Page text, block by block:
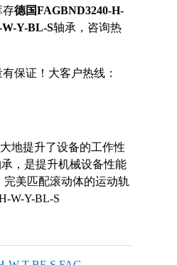
存德国FAGBND3240-H-
Y-BL-S轴承，咨询热
保证！大客户热线：
地提升了设备的工作性
，是提升机械设备性能
美匹配滚动体的运动轨
W-Y-BL-S